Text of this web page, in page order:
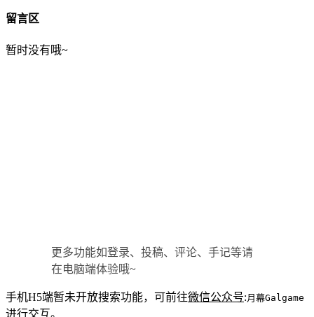
留言区
暂时没有哦~
更多功能如登录、投稿、评论、手记等请
在电脑端体验哦~
手机H5端暂未开放搜索功能，可前往微信公众号:月幕Galgame
进行交互。